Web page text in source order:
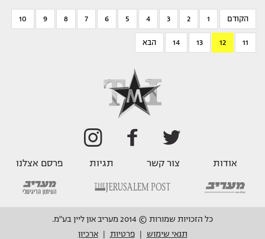
הקודם 1
2
3
4
5
6
7
8
9
10
11
12
13
14 הבא
אודות צור קשר תגיות פרסם אצלנו
כל הזכויות שמורות © 2014 מעריב און ליין בע"מ.
תנאי שימוש
פרטיות ארכיון